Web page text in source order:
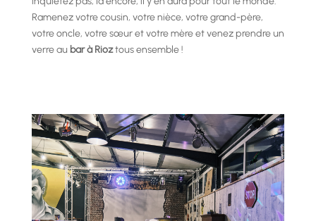
Ramenez votre cousin, votre nièce, votre grand-père,
votre oncle, votre sœur et votre mère et venez prendre un
verre au bar à Rioztous ensemble !